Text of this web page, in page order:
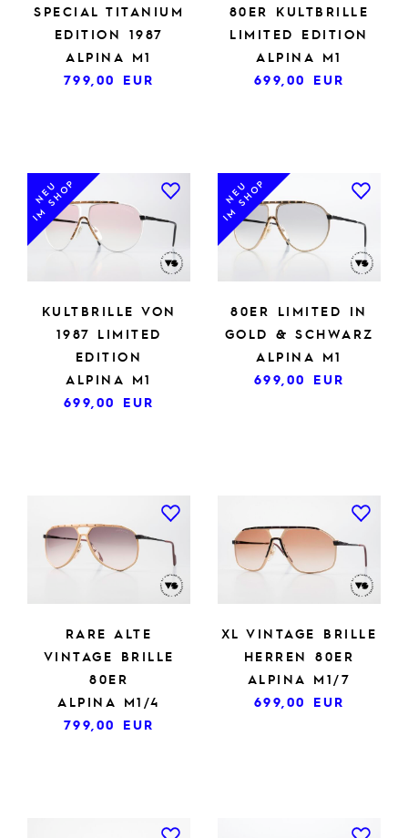
SPECIAL TITANIUM
EDITION 1987
ALPINA M1
799,00 EUR
80ER KULTBRILLE
LIMITED EDITION
ALPINA M1
699,00 EUR
NEU
IM SHOP
KULTBRILLE VON
1987 LIMITED
EDITION
ALPINA M1
699,00 EUR
NEU
IM SHOP
80ER LIMITED IN
GOLD & SCHWARZ
ALPINA M1
699,00 EUR
RARE ALTE
VINTAGE BRILLE
80ER
ALPINA M1/4
799,00 EUR
XL VINTAGE BRILLE
HERREN 80ER
ALPINA M1/7
699,00 EUR